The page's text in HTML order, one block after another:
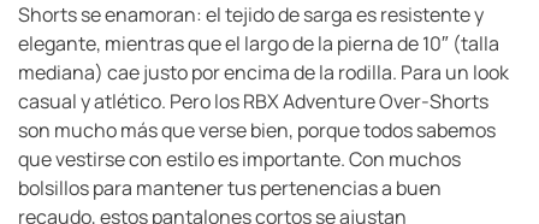
Shorts se enamoran: el tejido de sarga es resistente y
elegante, mientras que el largo de la pierna de 10″ (talla
mediana) cae justo por encima de la rodilla. Para un look
casual y atlético. Pero los RBX Adventure Over-Shorts
son mucho más que verse bien, porque todos sabemos
que vestirse con estilo es importante. Con muchos
bolsillos para mantener tus pertenencias a buen
recaudo, estos pantalones cortos se ajustan